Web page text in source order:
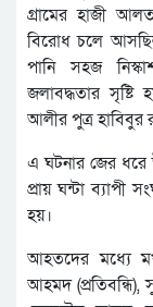
গ্রামের হাজী
বিরোধ চলে
পানি সহজ
জলাবদ্ধতার সৃষ্টি
আলীর পুত্র হাবিবুর
এ ঘটনার জের
প্রায় ঘন্টা ব্যাপী
হয়।
আহতদের মধ্যে
আহমদ